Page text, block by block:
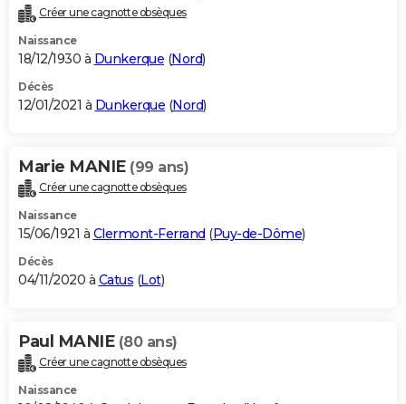
Créer une cagnotte obsèques
Naissance
18/12/1930 à Dunkerque (Nord)
Décès
12/01/2021 à Dunkerque (Nord)
Marie MANIE (99 ans)
Créer une cagnotte obsèques
Naissance
15/06/1921 à Clermont-Ferrand (Puy-de-Dôme)
Décès
04/11/2020 à Catus (Lot)
Paul MANIE (80 ans)
Créer une cagnotte obsèques
Naissance